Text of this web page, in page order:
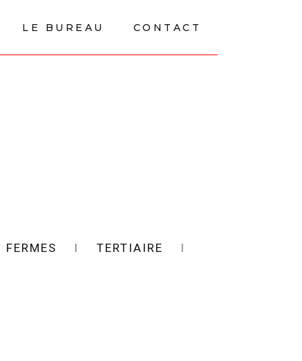
LE BUREAU CONTACT
FERMES l TERTIAIRE l